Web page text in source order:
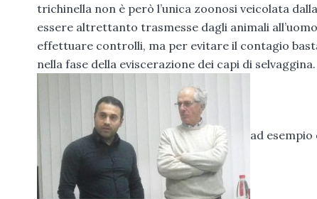
trichinella non è però l’unica zoonosi veicolata
essere altrettanto trasmesse dagli animali
effettuare controlli, ma per evitare il contagio
nella fase della eviscerazione dei capi di
ad